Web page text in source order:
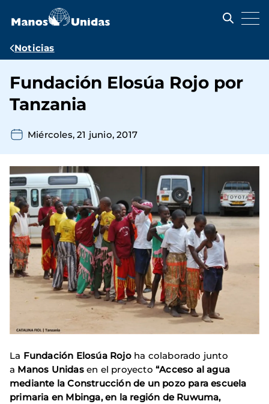
contenido
Ruta
navegación
Noticias
Fundación Elosúa Rojo por
Tanzania
Miércoles, 21 junio, 2017
La Fundación Elosúa Rojoha colaborado junto
a Manos Unidasen el proyecto“Acceso al agua
mediante la Construcción de un pozo para escuela
primaria en Mbinga, en la región de Ruwuma,